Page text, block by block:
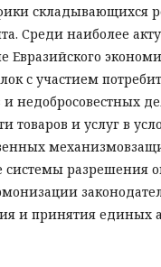
складывающихся
Среди наиболее
с участием
недобросовестных
товаров и услуг в
системы разрешения
и принятия единых